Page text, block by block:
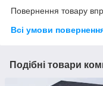
Повернення товару
Всі умови
Подібні товари